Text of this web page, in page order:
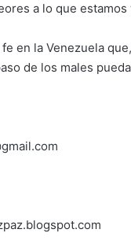
a lo que estamos
en la Venezuela
de los males